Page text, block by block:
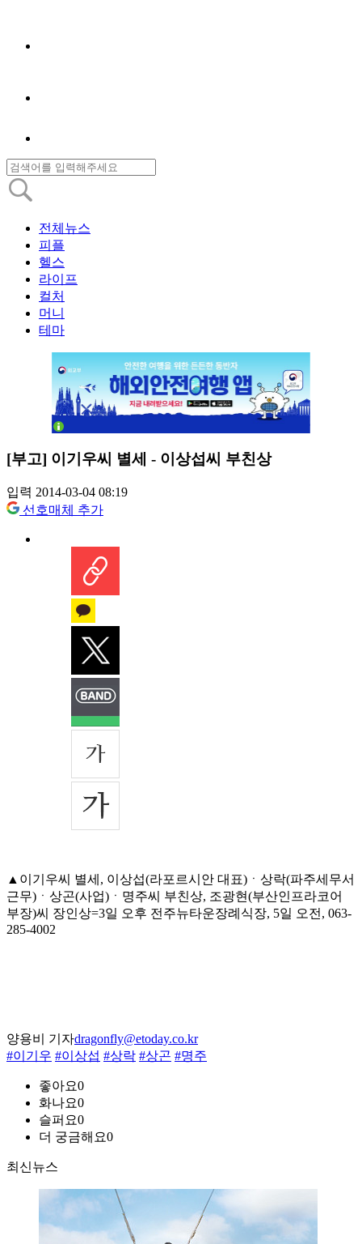
전체뉴스
피플
헬스
라이프
컬처
머니
테마
[부고] 이기우씨 별세 - 이상섭씨 부친상
입력 2014-03-04 08:19
선호매체 추가
▲이기우씨 별세, 이상섭(라포르시안 대표)ㆍ상락(파주세무서
근무)ㆍ상곤(사업)ㆍ명주씨 부친상, 조광현(부산인프라코어
부장)씨 장인상=3일 오후 전주뉴타운장례식장, 5일 오전, 063-
285-4002
양용비 기자dragonfly@etoday.co.kr
#이기우 #이상섭 #상락 #상곤 #명주
좋아요0
화나요0
슬퍼요0
더 궁금해요0
최신뉴스